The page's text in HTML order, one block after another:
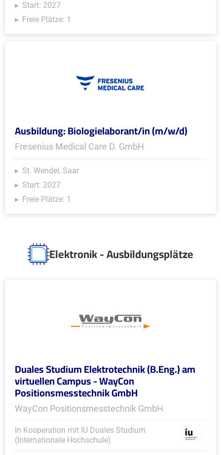
Start: 2027
Freie Plätze: 1
Ausbildung: Biologielaborant/in (m/w/d)
Fresenius Medical Care D. GmbH
St. Wendel, Saar
Start: 2027
Freie Plätze: 1
Elektronik - Ausbildungsplätze
Duales Studium Elektrotechnik (B.Eng.) am
virtuellen Campus - WayCon
Positionsmesstechnik GmbH
WayCon Positionsmesstechnik GmbH
In Kooperation mit IU Duales Studium
(Internationale Hochschule)